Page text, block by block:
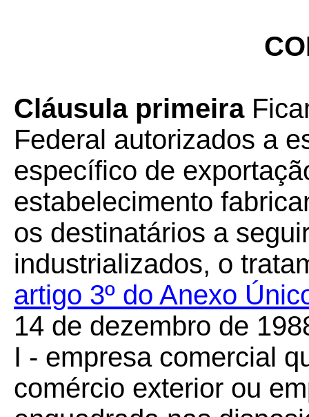
Cláusula primeira
Federal autorizados a
específico de
estabelecimento
os destinatários a
industrializados, o
artigo 3º do Anexo
14 de dezembro de
I - empresa comercial
comércio exterior ou